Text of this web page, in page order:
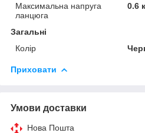
Максимальна напруга
ланцюга
0.6
Загальні
Колір
Приховати
Умови доставки
Нова Пошта